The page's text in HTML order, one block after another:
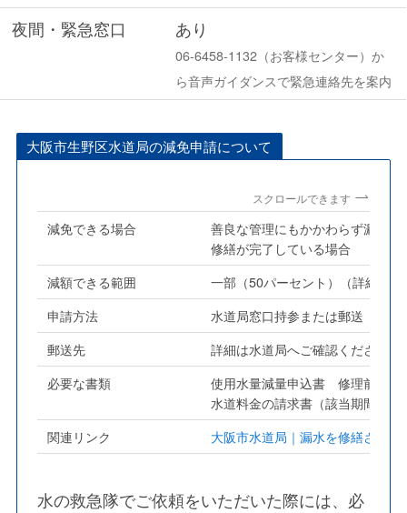
夜間・緊急窓口 あり
06-6458-1132（お客様センター）か
ら音声ガイダンスで緊急連絡先を案内
大阪市生野区水道局の減免申請について
スクロールできます
減免できる場合
善良な管理にもかかわらず漏水が
修繕が完了している場合
減額できる範囲
一部（50パーセント）（詳細は
申請方法
水道局窓口持参または郵送 詳細
郵送先
詳細は水道局へご確認ください
必要な書類
使用水量減量申込書 修理前と
水道料金の請求書（該当期間分）
関連リンク
大阪市水道局｜漏水を修繕され
水の救急隊でご依頼をいただいた際には、必